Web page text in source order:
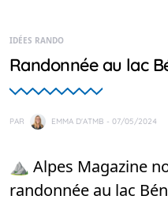
IDÉES RANDO
Randonnée au lac
PAR EMMA D'ATMB - 07/05/2024
⛰️ Alpes Magazine
randonnée au lac